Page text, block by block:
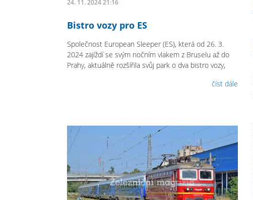
24. 11. 2024 21:16
Bistro vozy pro ES
Společnost European Sleeper (ES), která od 26. 3.
2024 zajíždí se svým nočním vlakem z Bruselu až do
Prahy, aktuálně rozšířila svůj park o dva bistro vozy,
číst dále